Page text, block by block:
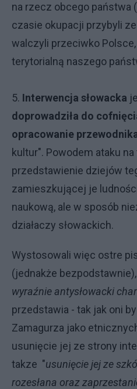
na rzecz obcego państwa
czasie okupacji przybyli ze
walczyli przeciwko
terytorialną naszego
5. Interwencja słowacka
doprowadziła do
opracowanie
kultur". Powodem ataku
przedstawienie dziejów
zamieszkującej je
naukową, ale w sposób
działaczy słowackich.
Wystosowali więc ostre
(jednakże
wyraźnie antysłowacki
przedstawia - tak jak oni
Zamagurza jako
usunięcie jej ze strony
takze "usunięcie jej ze
rozesłana oraz